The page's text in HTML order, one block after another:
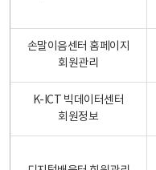
손말이음센터 홈페이지
회원관리
K-ICT 빅데이터센터
회원정보